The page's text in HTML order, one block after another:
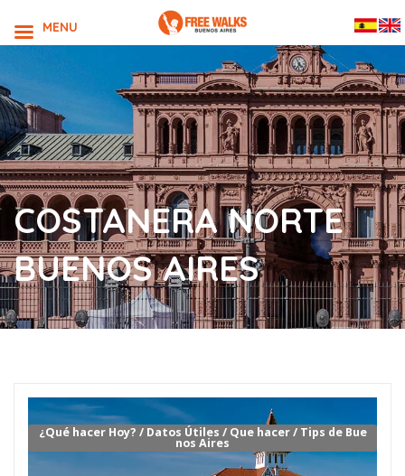
COSTANERA NORTE
BUENOS AIRES
¿Qué hacer Hoy? / Datos Útiles / Que hacer/ Tips de Bue
nos Aires
MENU